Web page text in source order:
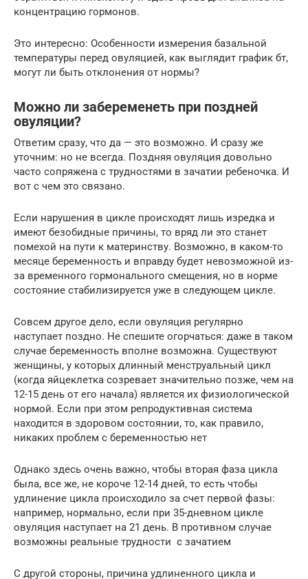
концентрацию гормонов.
Это интересно: Особенности измерения базальной
температуры перед овуляцией, как выглядит график бт,
могут ли быть отклонения от нормы?
Можно ли забеременеть при поздней
овуляции?
Ответим сразу, что да — это возможно. И сразу же
уточним: но не всегда. Поздняя овуляция довольно
часто сопряжена с трудностями в зачатии ребеночка. И
вот с чем это связано.
Если нарушения в цикле происходят лишь изредка и
имеют безобидные причины, то вряд ли это станет
помехой на пути к материнству. Возможно, в каком-то
месяце беременность и вправду будет невозможной из-
за временного гормонального смещения, но в норме
состояние стабилизируется уже в следующем цикле.
Совсем другое дело, если овуляция регулярно
наступает поздно. Не спешите огорчаться: даже в таком
случае беременность вполне возможна. Существуют
женщины, у которых длинный менструальный цикл
(когда яйцеклетка созревает значительно позже, чем на
12-15 день от его начала) является их физиологической
нормой. Если при этом репродуктивная система
находится в здоровом состоянии, то, как правило,
никаких проблем с беременностью нет
Однако здесь очень важно, чтобы вторая фаза цикла
была, все же, не короче 12-14 дней, то есть чтобы
удлинение цикла происходило за счет первой фазы:
например, нормально, если при 35-дневном цикле
овуляция наступает на 21 день. В противном случае
возможны реальные трудности с зачатием
С другой стороны, причина удлиненного цикла и